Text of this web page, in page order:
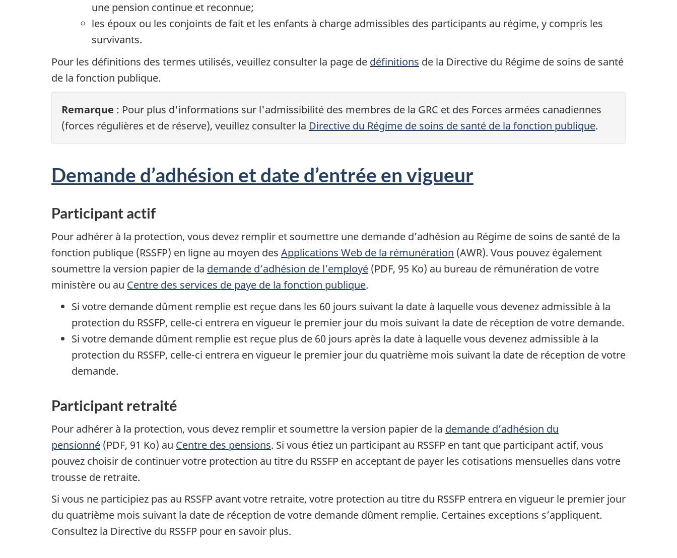
une pension continue et reconnue;
les époux ou les conjoints de fait et les enfants à charge admissibles des participants au régime, y compris les
survivants.
Pour les définitions des termes utilisés, veuillez consulter la page de définitions de la Directive du Régime de soins de santé
de la fonction publique.
Remarque : Pour plus d'informations sur l'admissibilité des membres de la GRC et des Forces armées canadiennes
(forces régulières et de réserve), veuillez consulter la Directive du Régime de soins de santé de la fonction publique.
Demande d’adhésion et date d’entrée en vigueur
Participant actif
Pour adhérer à la protection, vous devez remplir et soumettre une demande d’adhésion au Régime de soins de santé de la
fonction publique (RSSFP) en ligne au moyen des Applications Web de la rémunération (AWR). Vous pouvez également
soumettre la version papier de la demande d’adhésion de l’employé (PDF, 95 Ko) au bureau de rémunération de votre
ministère ou au Centre des services de paye de la fonction publique.
Si votre demande dûment remplie est reçue dans les 60 jours suivant la date à laquelle vous devenez admissible à la
protection du RSSFP, celle-ci entrera en vigueur le premier jour du mois suivant la date de réception de votre demande.
Si votre demande dûment remplie est reçue plus de 60 jours après la date à laquelle vous devenez admissible à la
protection du RSSFP, celle-ci entrera en vigueur le premier jour du quatrième mois suivant la date de réception de votre
demande.
Participant retraité
Pour adhérer à la protection, vous devez remplir et soumettre la version papier de la demande d’adhésion du
pensionné (PDF, 91 Ko) au Centre des pensions. Si vous étiez un participant au RSSFP en tant que participant actif, vous
pouvez choisir de continuer votre protection au titre du RSSFP en acceptant de payer les cotisations mensuelles dans votre
trousse de retraite.
Si vous ne participiez pas au RSSFP avant votre retraite, votre protection au titre du RSSFP entrera en vigueur le premier jour
du quatrième mois suivant la date de réception de votre demande dûment remplie. Certaines exceptions s’appliquent.
Consultez la Directive du RSSFP pour en savoir plus.